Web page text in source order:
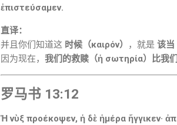
ἐπιστεύσαμεν.
直译：
并且你们知道这 时候（καιρόν） ，就是 该当
因为现在， 我们的救赎（ἡ σωτηρία）比我
罗马书 13:12
Ἡ νὺξ προέκοψεν, ἡ δὲ ἡμέρα ἤγγικεν·